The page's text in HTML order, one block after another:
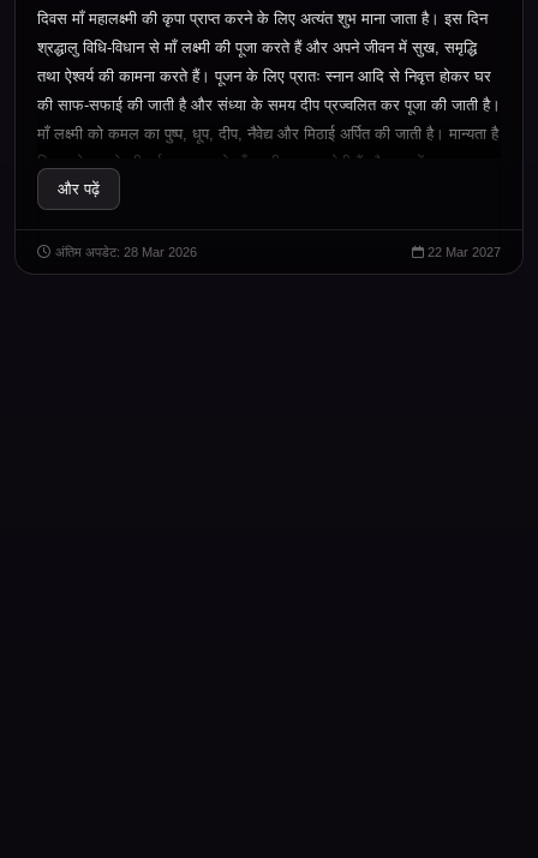
दिवस माँ महालक्ष्मी की कृपा प्राप्त करने के लिए अत्यंत शुभ माना जाता है। इस दिन
श्रद्धालु विधि-विधान से माँ लक्ष्मी की पूजा करते हैं और अपने जीवन में सुख, समृद्धि
तथा ऐश्वर्य की कामना करते हैं। पूजन के लिए प्रातः स्नान आदि से निवृत्त होकर घर
की साफ-सफाई की जाती है और संध्या के समय दीप प्रज्वलित कर पूजा की जाती है।
माँ लक्ष्मी को कमल का पुष्प, धूप, दीप, नैवेद्य और मिठाई अर्पित की जाती है। मान्यता है
कि सच्चे मन से की गई आराधना से माँ लक्ष्मी प्रसन्न होती हैं और घर में धन-धान्य,
सुख और सौभाग्य का वास होता है। यह दिन हमें परिश्रम, सदाचार और संतुलित
रहती है जो धर्म और सत्य के मार्ग पर चलते हैं।
और पढ़ें
अंतिम अपडेट: 28 Mar 2026 22 Mar 2027